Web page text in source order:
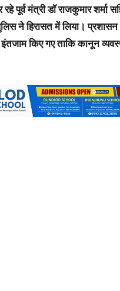
रहे पूर्व मंत्री डॉ राजकुमार शर्मा
ने हिरासत में लिया।
किए गए ताकि कानून